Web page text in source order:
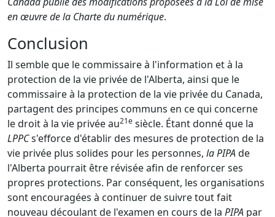
en œuvre de la Charte du numérique.
Conclusion
Il semble que le commissaire à l'information et à la
protection de la vie privée de l'Alberta, ainsi que le
commissaire à la protection de la vie privée du Canada,
partagent des principes communs en ce qui concerne
le droit à la vie privée au21e siècle. Étant donné que la
LPPCs'efforce d'établir des mesures de protection de la
vie privée plus solides pour les personnes, la PIPAde
l'Alberta pourrait être révisée afin de renforcer ses
propres protections. Par conséquent, les organisations
sont encouragées à continuer de suivre tout fait
nouveau découlant de l'examen en cours de la PIPA par